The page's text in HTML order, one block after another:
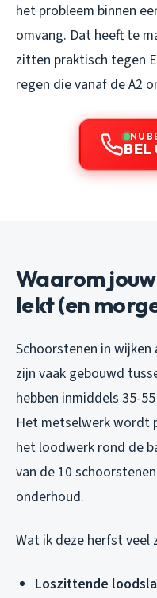
het probleem binnen
omvang. Dat heeft te
zitten praktisch tegen
regen die vanaf de A2
NU
BEL
Waarom
lekt (en
Schoorstenen in
zijn vaak gebouwd
hebben inmiddels 35-
Het metselwerk wordt
het loodwerk rond de
van de 10
onderhoud.
Wat ik deze herfst veel
Loszittende